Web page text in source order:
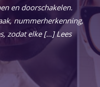
en doorschakelen.
nummerherkenning,
zodat elke […] Lees